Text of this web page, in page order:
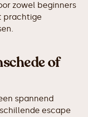
zowel beginners
prachtige
of
spannend
escape